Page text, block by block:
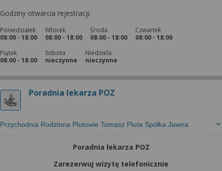
Godziny otwarcia rejestracji:
Poniedziałek
08:00 - 18:00
Wtorek
08:00 - 18:00
Środa
08:00 - 18:00
Czwartek
08:00 - 18:00
Piątek
08:00 - 18:00
Sobota
nieczynne
Niedziela
nieczynne
Poradnia lekarza POZ
Przychodnia Rodzinna Plutowie Tomasz Pluta Spółka Jawna
Poradnia lekarza POZ
Zarezerwuj wizytę telefonicznie